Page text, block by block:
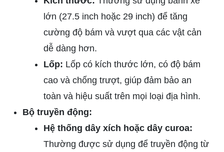
lớn (27.5 inch hoặc 29 inch) để tăng
cường độ bám và vượt qua các vật cản
dễ dàng hơn.
Lốp: Lốp có kích thước lớn, có độ bám
cao và chống trượt, giúp đảm bảo an
toàn và hiệu suất trên mọi loại địa hình.
Bộ truyền động:
Hệ thống dây xích hoặc dây curoa:
Thường được sử dụng để truyền động từ